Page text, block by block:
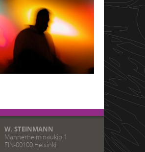
W. STEINMANN
Mannerheiminaukio 1
FIN-00100 Helsinki